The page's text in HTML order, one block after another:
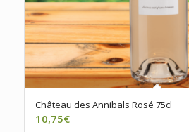
Château des Annibals Rosé 75cl
10,75€